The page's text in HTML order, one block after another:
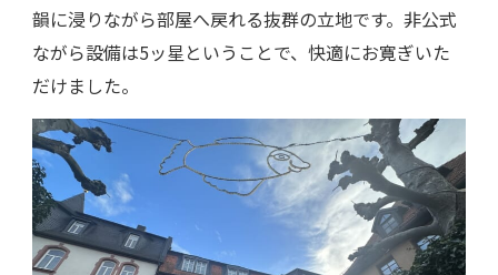
韻に浸りながら部屋へ戻れる抜群の立地です。非公式
ながら設備は5ッ星ということで、快適にお寛ぎいた
だけました。